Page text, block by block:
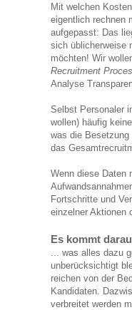
Mit welchen
eigentlich rechnen
aufgepasst: Das
sich üblicherweise
möchten! Wir
Recruitment
Analyse
Selbst Personaler
wollen) häufig
was die Besetzung
das
Wenn diese Daten
Fortschritte und
einzelner Aktionen
Es kommt
... was alles dazu
unberücksichtigt
reichen von der
Kandidaten.
verbreitet werden